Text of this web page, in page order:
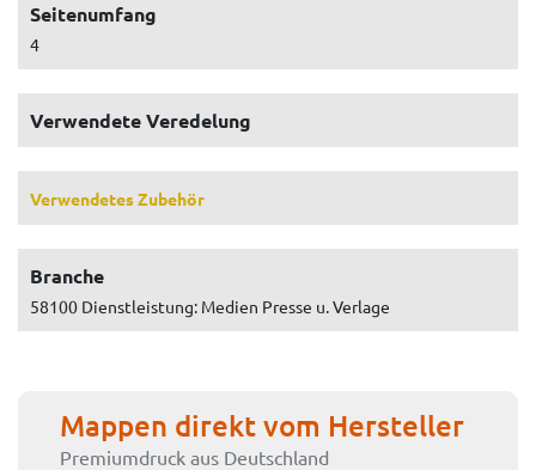
Seitenumfang
4
Verwendete Veredelung
Verwendetes Zubehör
Branche
58100 Dienstleistung: Medien Presse u. Verlage
Mappen direkt vom Hersteller
Premiumdruck aus Deutschland